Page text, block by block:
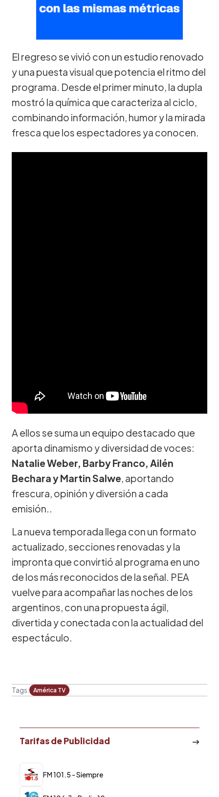
El regreso se vivió con un estudio renovado
y una puesta visual que potencia el ritmo del
programa. Desde el primer minuto, la dupla
mostró la química que caracteriza al ciclo,
combinando información, humor y la mirada
fresca que los espectadores ya conocen.
A ellos se suma un equipo destacado que
aporta dinamismo y diversidad de voces:
Natalie Weber, Barby Franco, Ailén
Bechara y Martin Salwe, aportando
frescura, opinión y diversión a cada
emisión..
La nueva temporada llega con un formato
actualizado, secciones renovadas y la
impronta que convirtió al programa en uno
de los más reconocidos de la señal. PEA
vuelve para acompañar las noches de los
argentinos, con una propuesta ágil,
divertida y conectada con la actualidad del
espectáculo.
Tags: América TV
Tarifas de Publicidad
FM 101.5 - Siempre